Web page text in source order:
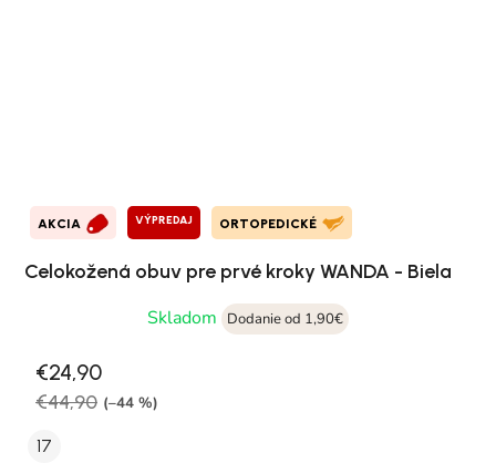
AKCIA VÝPREDAJ ORTOPEDICKÉ
Celokožená obuv pre prvé kroky WANDA - Biela
Skladom
Dodanie od 1,90€
€24,90
€44,90 (–44 %)
17